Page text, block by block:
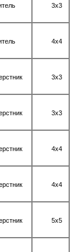
3х3
4х4
3х3
3х3
4х4
4х4
5х5